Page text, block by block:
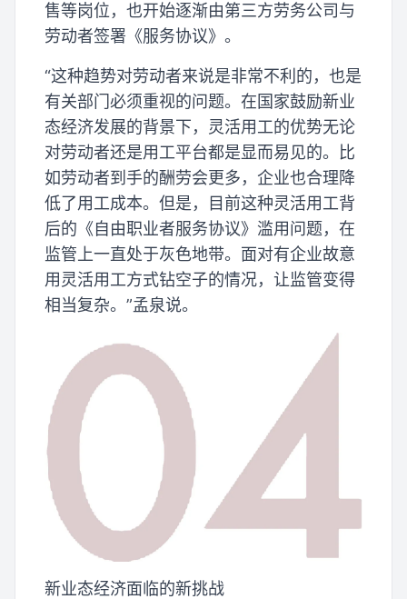
售等岗位，也开始逐渐由第三方劳务公司与
劳动者签署《服务协议》。
“这种趋势对劳动者来说是非常不利的，也是
有关部门必须重视的问题。在国家鼓励新业
态经济发展的背景下，灵活用工的优势无论
对劳动者还是用工平台都是显而易见的。比
如劳动者到手的酬劳会更多，企业也合理降
低了用工成本。但是，目前这种灵活用工背
后的《自由职业者服务协议》滥用问题，在
监管上一直处于灰色地带。面对有企业故意
用灵活用工方式钻空子的情况，让监管变得
相当复杂。”孟泉说。
新业态经济面临的新挑战